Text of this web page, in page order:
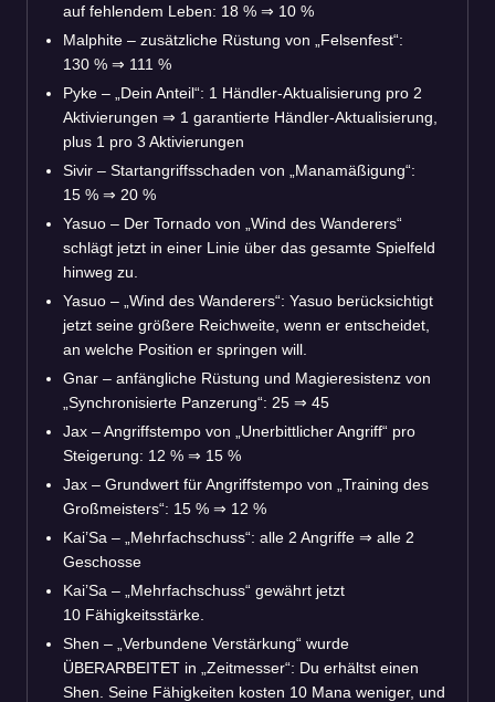
auf fehlendem Leben: 18 % ⇒ 10 %
Malphite – zusätzliche Rüstung von „Felsenfest“:
130 % ⇒ 111 %
Pyke – „Dein Anteil“: 1 Händler-Aktualisierung pro 2
Aktivierungen ⇒ 1 garantierte Händler-Aktualisierung,
plus 1 pro 3 Aktivierungen
Sivir – Startangriffsschaden von „Manamäßigung“:
15 % ⇒ 20 %
Yasuo – Der Tornado von „Wind des Wanderers“
schlägt jetzt in einer Linie über das gesamte Spielfeld
hinweg zu.
Yasuo – „Wind des Wanderers“: Yasuo berücksichtigt
jetzt seine größere Reichweite, wenn er entscheidet,
an welche Position er springen will.
Gnar – anfängliche Rüstung und Magieresistenz von
„Synchronisierte Panzerung“: 25 ⇒ 45
Jax – Angriffstempo von „Unerbittlicher Angriff“ pro
Steigerung: 12 % ⇒ 15 %
Jax – Grundwert für Angriffstempo von „Training des
Großmeisters“: 15 % ⇒ 12 %
Kai’Sa – „Mehrfachschuss“: alle 2 Angriffe ⇒ alle 2
Geschosse
Kai’Sa – „Mehrfachschuss“ gewährt jetzt
10 Fähigkeitsstärke.
Shen – „Verbundene Verstärkung“ wurde
ÜBERARBEITET in „Zeitmesser“: Du erhältst einen
Shen. Seine Fähigkeiten kosten 10 Mana weniger, und